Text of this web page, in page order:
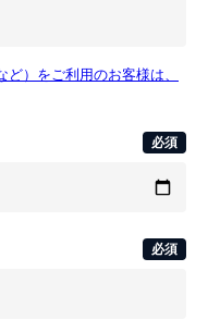
）をご利用のお客様は、
必須
必須